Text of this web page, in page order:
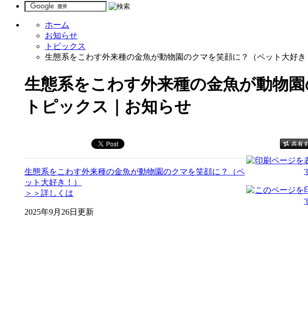
ホーム
お知らせ
トピックス
生態系をこわす外来種の金魚が動物園のクマを笑顔に？（ペット大好き
生態系をこわす外来種の金魚が動物
トピックス｜お知らせ
生態系をこわす外来種の金魚が動物園のクマを笑顔に？（ペ
ット大好き！）
＞＞詳しくは
2025年9月26日更新